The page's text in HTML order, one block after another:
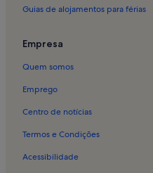
Alojamento para férias em
Alojamento para férias em Santa
Alojamento para férias em Vouzela
Alojamento para férias em Fiais
Guias de alojamentos para férias
Empresa
Quem somos
Emprego
Centro de notícias
Termos e Condições
Acessibilidade